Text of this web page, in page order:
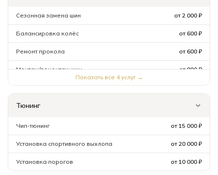
Сезонная замена шин от 2 000 ₽
Балансировка колёс от 600 ₽
Ремонт прокола от 600 ₽
Монтаж/демонтаж шин
от 800 ₽
Показать все 4услуг →
Тюнинг
Чип-тюнинг от 15 000 ₽
Установка спортивного выхлопа от 20 000 ₽
Установка порогов от 10 000 ₽